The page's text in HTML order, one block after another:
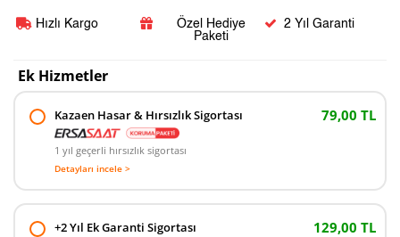
Hızlı Kargo
Özel Hediye
Paketi
2 Yıl Garanti
Ek Hizmetler
Kazaen Hasar & Hırsızlık Sigortası 79,00 TL
1 yıl geçerli hırsızlık sigortası
Detayları incele >
+2 Yıl Ek Garanti Sigortası 129,00 TL